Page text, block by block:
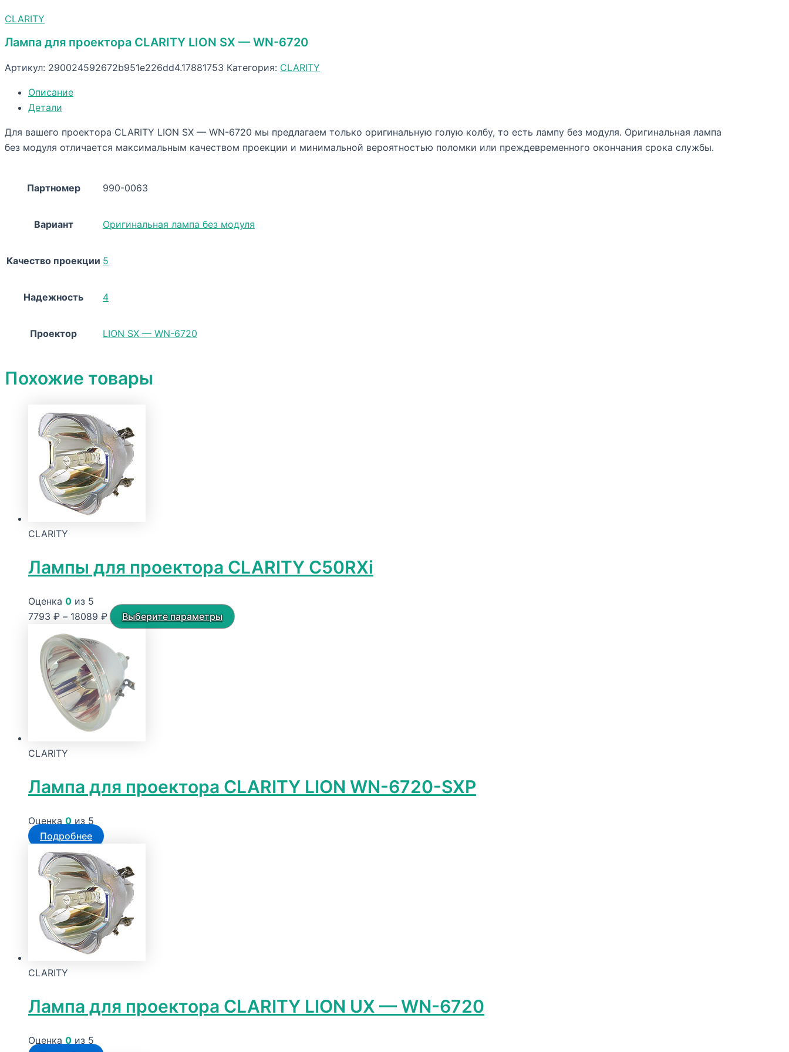
CLARITY
Лампа для проектора CLARITY LION SX — WN-6720
Артикул: 290024592672b951e226dd4.17881753 Категория: CLARITY
Описание
Детали
Для вашего проектора CLARITY LION SX — WN-6720 мы предлагаем только оригинальную голую колбу, то есть лампу без модуля. Оригинальная лампа
без модуля отличается максимальным качеством проекции и минимальной вероятностью поломки или преждевременного окончания срока службы.
Партномер 990-0063
Вариант Оригинальная лампа без модуля
Качество проекции 5
Надежность 4
Проектор LION SX — WN-6720
Похожие товары
CLARITY
Лампы для проектора CLARITY C50RXi
Оценка 0 из 5
7793 ₽ – 18089 ₽Диапазон
цен:
7793 ₽
18089 ₽
Выберите параметры
Этот
CLARITY
Лампа для проектора CLARITY LION WN-6720-SXP
Оценка 0 из 5
Подробнее
CLARITY
Лампа для проектора CLARITY LION UX — WN-6720
Оценка 0 из 5